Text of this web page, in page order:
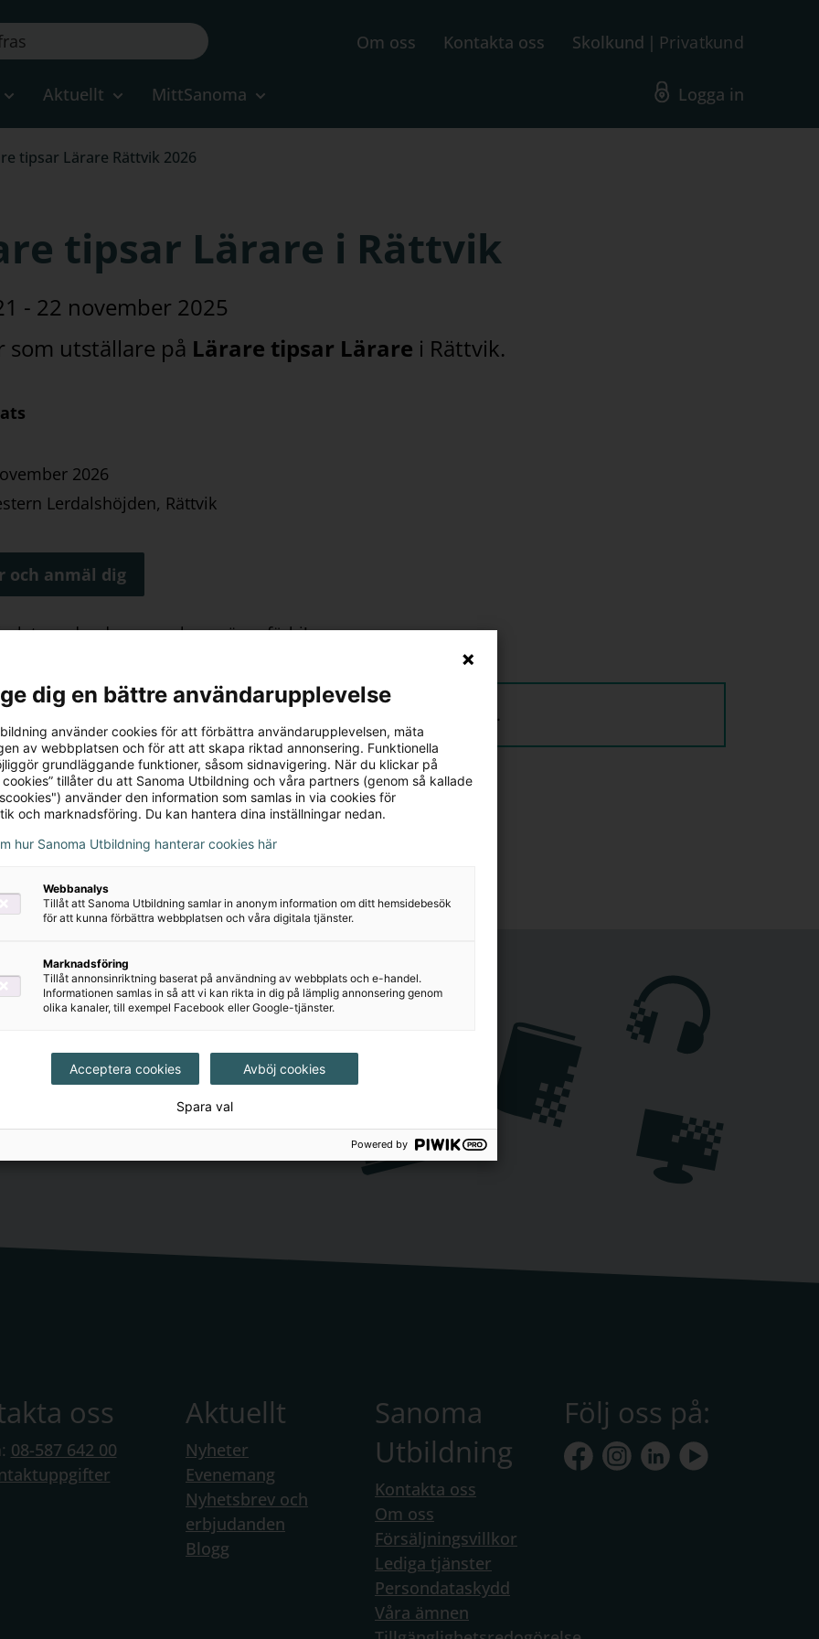
Om oss Kontakta oss Skolkund Privatkund
Aktuellt MittSanoma Logga in
tipsar Lärare Rättvik 2026
tipsar Lärare i Rättvik
- 22 november 2025
som utställare på Lärare tipsar Lärare i Rättvik.
2026
Lerdalshöjden, Rättvik
och anmäl dig
plats under dagarna – kom gärna förbi!
– vi medverkar också i programmet med en egen presentation.
tipsar Lärare Rättvik 2026:
och nyheter utifrån
oss
08-587 642 00
Aktuellt
Nyheter
Evenemang
Nyhetsbrev och
erbjudanden
Blogg
Sanoma
Utbildning
Kontakta oss
Om oss
Försäljningsvillkor
Lediga tjänster
Persondataskydd
Våra ämnen
Följ oss på:
dig en bättre användarupplevelse
använder cookies för att förbättra användarupplevelsen, mäta
av webbplatsen och för att att skapa riktad annonsering. Funktionella
grundläggande funktioner, såsom sidnavigering. När du klickar på
cookies” tillåter du att Sanoma Utbildning och våra partners (genom så kallade
använder den information som samlas in via cookies för
och marknadsföring. Du kan hantera dina inställningar nedan.
hur Sanoma Utbildning hanterar cookies här
Webbanalys
Tillåt att Sanoma Utbildning samlar in anonym information om ditt hemsidebesök
för att kunna förbättra webbplatsen och våra digitala tjänster.
Marknadsföring
Tillåt annonsinriktning baserat på användning av webbplats och e-handel.
Informationen samlas in så att vi kan rikta in dig på lämplig annonsering genom
olika kanaler, till exempel Facebook eller Google-tjänster.
Acceptera cookies Avböj cookies
Spara val
Powered by